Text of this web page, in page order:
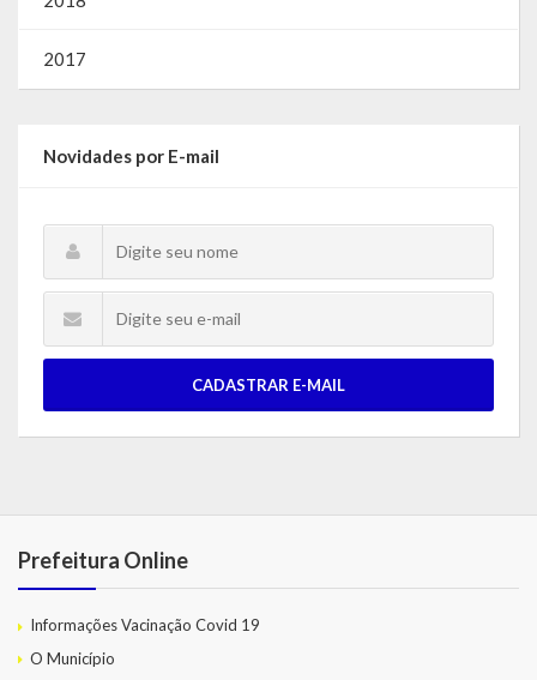
2017
Novidades por E-mail
CADASTRAR E-MAIL
Prefeitura Online
Informações Vacinação Covid 19
O Município